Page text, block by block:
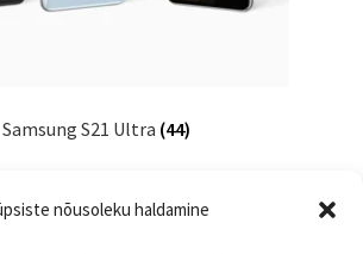
nõusoleku haldamine
Samsung S21 Ultra (44)